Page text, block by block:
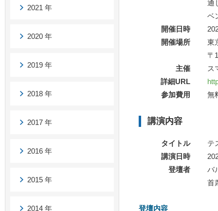
通
ベ
開催日時
開催場所
東
〒
主催
ス
詳細URL
参加費用
無
講演内容
タイトル
テ
講演日時
登壇者
バ
首
登壇内容
2021 年
2020 年
2019 年
2018 年
2017 年
2016 年
2015 年
2014 年